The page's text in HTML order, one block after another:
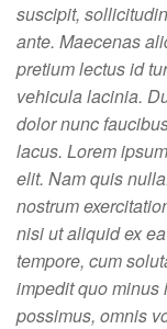
suscipit,
ante. Maecenas
pretium lectus id
vehicula lacinia.
dolor nunc
lacus. Lorem
elit. Nam quis
nostrum
nisi ut aliquid ex
tempore, cum
impedit quo minus
possimus, omnis